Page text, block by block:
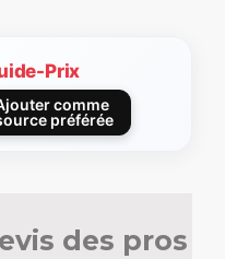
Prix
comme
préférée
des pros